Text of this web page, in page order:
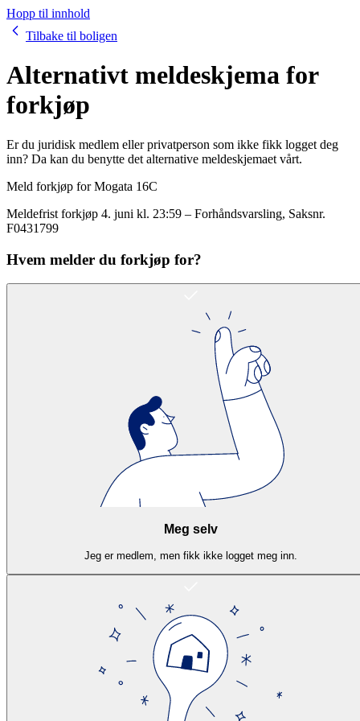
Hopp til innhold
Tilbake til boligen
Alternativt meldeskjema for
forkjøp
Er du juridisk medlem eller privatperson som ikke fikk logget deg
inn? Da kan du benytte det alternative meldeskjemaet vårt.
Meld forkjøp forMogata 16C
Meldefrist forkjøp 4. juni kl. 23:59 – Forhåndsvarsling, Saksnr.
F0431799
Hvem melder du forkjøp for?
Meg selv
Jeg er medlem, men fikk ikke logget meg inn.